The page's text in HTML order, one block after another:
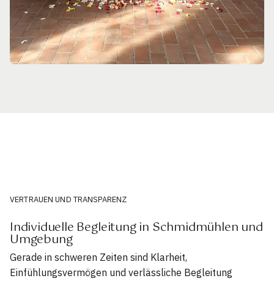
VERTRAUEN UND TRANSPARENZ
Individuelle Begleitung in Schmidmühlen und
Umgebung
Gerade in schweren Zeiten sind Klarheit,
Einfühlungsvermögen und verlässliche Begleitung